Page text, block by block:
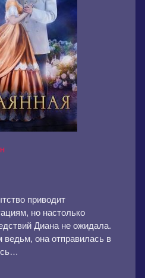
приводит
но настолько
Диана не ожидала.
она отправилась в